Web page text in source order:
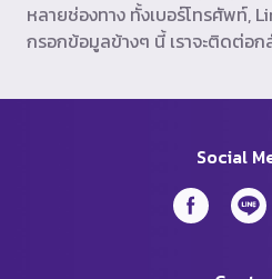
หลายช่องทาง ทั้งเบอร์โทรศัพท์,
กรอกข้อมูลข้างๆ นี้ เราจะติดต่อ
Social